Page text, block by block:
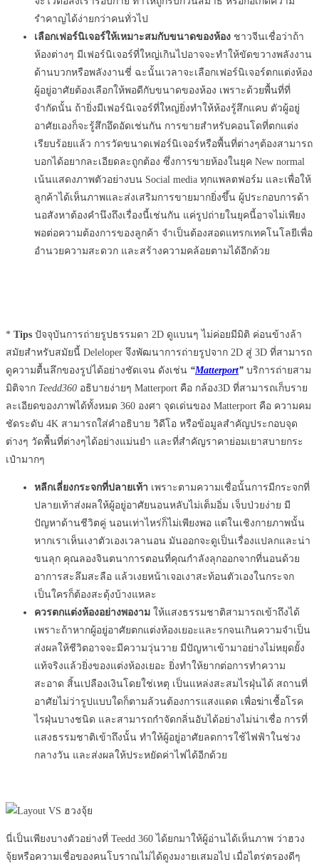
รำคาญได้ง่ายกว่าคนทั่วไป
เลือกเฟอร์นิเจอร์ให้เหมาะสมกับขนาดของห้อง ชาวจีนเชื่อว่าถ้า
ห้องต่างๆ มีเฟอร์นิเจอร์ที่ใหญ่เกินไปอาจจะทำให้ขัดขวางพลังงาน
ด้านบวกหรือพลังงานชี่ ฉะนั้นเวลาจะเลือกเฟอร์นิเจอร์ตกแต่งห้อง
ผู้อยู่อาศัยต้องเลือกให้พอดีกับขนาดของห้อง เพราะด้วยพื้นที่ที่
จำกัดนั้น ถ้ายิ่งมีเฟอร์นิเจอร์ที่ใหญ่ยิ่งทำให้ห้องรู้สึกแคบ ตัวผู้อยู่
อาศัยเองก็จะรู้สึกอึดอัดเช่นกัน การขายสำหรับคอนโดที่ตกแต่ง
เรียบร้อยแล้ว การวัดขนาดเฟอร์นิเจอร์หรือพื้นที่ต่างๆต้องสามารถ
บอกได้อยากละเอียดละถูกต้อง ซึ่งการขายห้องในยุค New normal
เน้นแสดงภาพตัวอย่างบน Social media ทุกแพลตฟอร์ม และเพื่อให้
ลูกค้าได้เห็นภาพและส่งเสริมการขายมากยิ่งขึ้น ผู้ประกอบการด้า
นอสังหาต้องคำนึงถึงเรื่องนี้เช่นกัน แค่รูปถ่ายในยุคนี้อาจไม่เพียง
พอต่อความต้องการของลูกค้า จำเป็นต้องสอดแทรกเทคโนโลยีเพื่อ
อำนวยความสะดวก และสร้างความคล้อยตามได้อีกด้วย
* Tips ปัจจุบันการถ่ายรูปธรรมดา 2D ดูแบนๆ ไม่ค่อยมีมิติ ค่อนข้างล้า
สมัยสำหรับสมัยนี้ Deleloper จึงพัฒนาการถ่ายรูปจาก 2D สู่ 3D ที่สามารถ
ดูความตื้นลึกของรูปได้อย่างชัดเจน ดังเช่น “Matterport” บริการถ่ายสาม
มิติจาก Teedd360 อธิบายง่ายๆ Matterport คือ กล้อง3D ที่สามารถเก็บราย
ละเอียดของภาพได้ทั้งหมด 360 องศา จุดเด่นของ Matterport คือ ความคม
ชัดระดับ 4K สามารถใส่คำอธิบาย วิดีโอ หรือข้อมูลสำคัญประกอบจุด
ต่างๆ วัดพื้นที่ต่างๆได้อย่างแม่นยำ และที่สำคัญราคาย่อมเยาสบายกระ
เป๋ามากๆ
หลีกเลี่ยงกระจกที่ปลายเท้า เพราะตามความเชื่อนั้นการมีกระจกที่
ปลายเท้าส่งผลให้ผู้อยู่อาศัยนอนหลับไม่เต็มอิ่ม เจ็บป่วยง่าย มี
ปัญหาด้านชีวิตคู่ นอนเท่าไหร่ก็ไม่เพียงพอ แต่ในเชิงกายภาพนั้น
หากเราเห็นเงาตัวเองเวลานอน มันออกจะดูเป็นเรื่องแปลกและน่า
ขนลุก คุณลองจินตนาการตอนที่คุณกำลังลุกออกจากที่นอนด้วย
อาการสะลึมสะลือ แล้วเงยหน้าเจอเงาสะท้อนตัวเองในกระจก
เป็นใครก็ต้องสะดุ้งบ้างแหละ
ควรตกแต่งห้องอย่างพองาม ให้แสงธรรมชาติสามารถเข้าถึงได้
เพราะถ้าหากผู้อยู่อาศัยตกแต่งห้องเยอะและรกจนเกินความจำเป็น
ส่งผลให้ชีวิตอาจจะมีความวุ่นวาย มีปัญหาเข้ามาอย่างไม่หยุดยั้ง
แท้จริงแล้วยิ่งของแต่งห้องเยอะ ยิ่งทำให้ยากต่อการทำความ
สะอาด สิ้นเปลืองเงินโดยใช่เหตุ เป็นแหล่งสะสมไรฝุ่นได้ สถานที่
อาศัยไม่ว่ารูปแบบใดก็ตามล้วนต้องการแสงแดด เพื่อฆ่าเชื้อโรค
ไรฝุ่นบางชนิด และสามารถกำจัดกลิ่นอับได้อย่างไม่น่าเชื่อ การที่
แสงธรรมชาติเข้าถึงนั้น ทำให้ผู้อยู่อาศัยลดการใช้ไฟฟ้าในช่วง
กลางวัน และส่งผลให้ประหยัดค่าไฟได้อีกด้วย
นี่เป็นเพียงบางตัวอย่างที่ Teedd 360 ได้ยกมาให้ผู้อ่านได้เห็นภาพ ว่าฮวง
จุ้ยหรือความเชื่อของคนโบราณไม่ได้ดูงมงายเสมอไป เมื่อไตร่ตรองดีๆ